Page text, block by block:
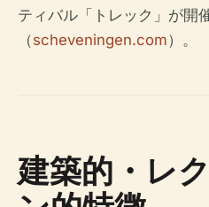
ティバル「トレック」が開
（scheveningen.com）。
建築的・レ